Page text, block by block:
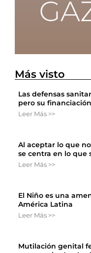
Más visto
Las defensas
pero su
Leer Más >>
Al aceptar lo que
se centra en lo que
Leer Más >>
El Niño es una
América Latina
Leer Más >>
Mutilación genital